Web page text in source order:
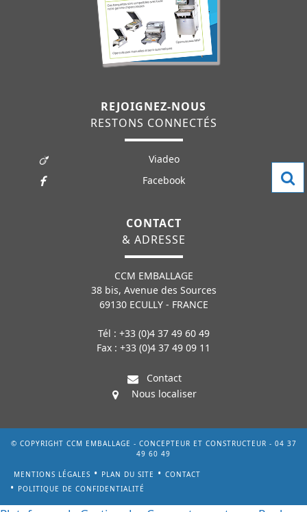
REJOIGNEZ-NOUS
RESTONS CONNECTÉS
Viadeo
Facebook
CONTACT
& ADRESSE
CCM EMBALLAGE
38 bis, Avenue des Sources
69130 ECULLY - FRANCE
Tél : +33 (0)4 37 49 60 49
Fax : +33 (0)4 37 49 09 11
Contact
Nous localiser
© COPYRIGHT CCM EMBALLAGE - CONCEPTEUR ET CONSTRUCTEUR - 04 37
49 60 49
MENTIONS LÉGALES PLAN DU SITE
CONTACT
POLITIQUE DE CONFIDENTIALITÉ